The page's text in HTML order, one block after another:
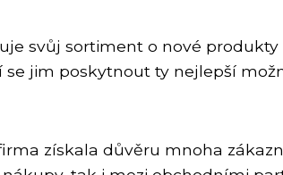
svůj sortiment o nové produkty
jim poskytnout ty nejlepší
získala důvěru mnoha